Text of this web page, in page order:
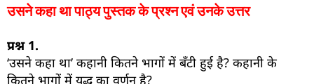
उसने कहा था पाठ्य पुस्तक के प्रश्न एवं उनके उत्तर
प्रश्न 1.
‘उसने कहा था’ कहानी कितने भागों में बँटी हुई है? कहानी के
कितने भागों में युद्ध का वर्णन है?